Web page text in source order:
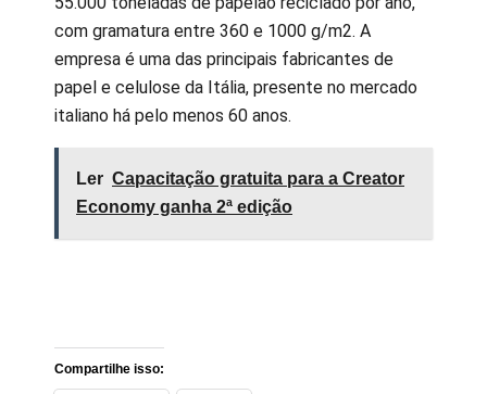
com gramatura entre 360 e 1000 g/m2. A
empresa é uma das principais fabricantes de
papel e celulose da Itália, presente no mercado
italiano há pelo menos 60 anos.
Ler Capacitação gratuita para a Creator
Economy ganha 2ª edição
Compartilhe isso: